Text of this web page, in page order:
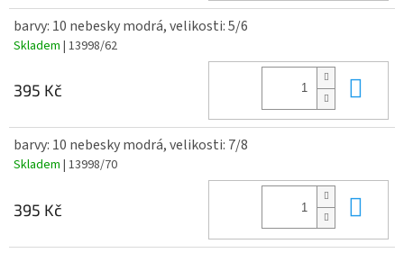
barvy: 10 nebesky modrá, velikosti: 5/6
Skladem | 13998/62
395 Kč
barvy: 10 nebesky modrá, velikosti: 7/8
Skladem | 13998/70
395 Kč